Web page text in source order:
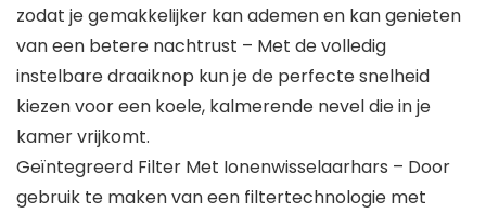
zodat je gemakkelijker kan ademen en kan genieten
van een betere nachtrust – Met de volledig
instelbare draaiknop kun je de perfecte snelheid
kiezen voor een koele, kalmerende nevel die in je
kamer vrijkomt.
Geïntegreerd Filter Met Ionenwisselaarhars – Door
gebruik te maken van een filtertechnologie met